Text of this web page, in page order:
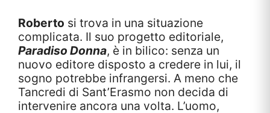
Roberto si trova in una situazione
complicata. Il suo progetto editoriale,
Paradiso Donna, è in bilico: senza un
nuovo editore disposto a credere in lui, il
sogno potrebbe infrangersi. A meno che
Tancredi di Sant’Erasmo non decida di
intervenire ancora una volta. L’uomo,